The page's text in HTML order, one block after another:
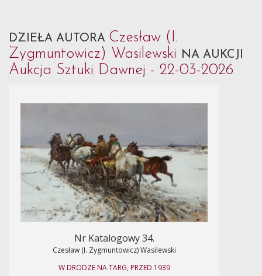
DZIEŁA AUTORA Czesław (I.
Zygmuntowicz) Wasilewski NA AUKCJI
Aukcja Sztuki Dawnej - 22-03-2026
Nr Katalogowy 34.
Czesław (I. Zygmuntowicz) Wasilewski
W DRODZE NA TARG, PRZED 1939